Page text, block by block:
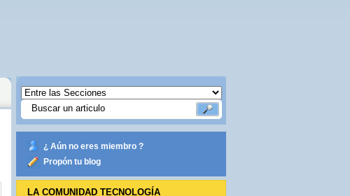
¿ Aún no eres miembro ?
Propón tu blog
LA COMUNIDAD TECNOLOGÍA